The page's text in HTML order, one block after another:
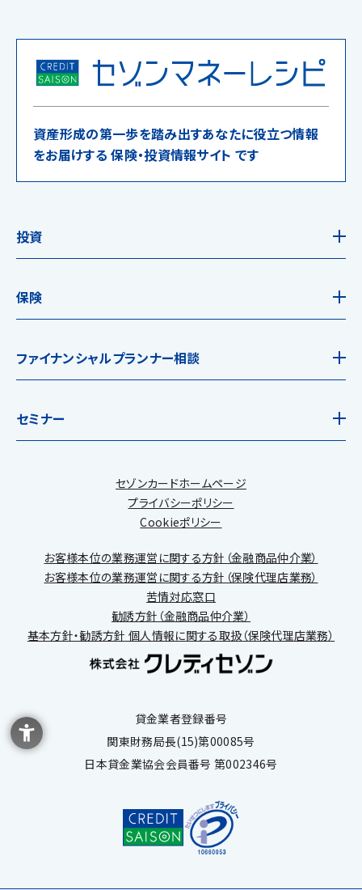
資産形成の第一歩を踏み出すあなたに役立つ情報
をお届けする 保険・投資情報サイト です
投資
保険
ファイナンシャルプランナー相談
セミナー
貸金業者登録番号
関東財務局長(15)第00085号
日本貸金業協会会員番号 第002346号
セゾンカードホームページ
プライバシーポリシー
Cookieポリシー
お客様本位の業務運営に関する方針（金融商品仲介業）
お客様本位の業務運営に関する方針（保険代理店業務）
苦情対応窓口
勧誘方針（金融商品仲介業）
基本方針・勧誘方針 個人情報に関する取扱（保険代理店業務）